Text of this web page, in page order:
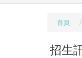
首頁
招生